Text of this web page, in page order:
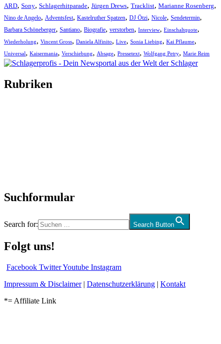
ARD, Sony, Schlagerhitparade, Jürgen Drews, Tracklist, Marianne Rosenberg,
Nino de Angelo, Adventsfest, Kastelruther Spatzen, DJ Ötzi, Nicole, Sendetermin,
Barbara Schöneberger, Santiano, Biografie, verstorben, Interview, Einschaltquote,
Wiederholung, Vincent Gross, Daniela Alfinito, Live, Sonia Liebing, Kai Pflaume,
Universal, Kaisermania, Verschiebung, Absage, Pressetext, Wolfgang Petry, Marie Reim
Rubriken
Suchformular
Search for: Search Button
Folgt uns!
Facebook TwitterYoutube Instagram
Impressum & Disclaimer| Datenschutzerklärung | Kontakt
*= Affiliate Link